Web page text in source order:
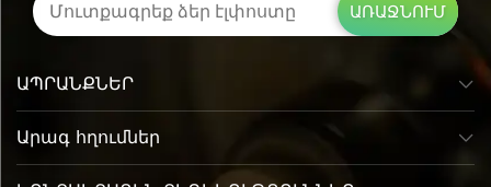
ԱՌԱՋՆՈՒՄ
Արագ հղումներ
ԱՊՐԱՆՔՆԵՐ